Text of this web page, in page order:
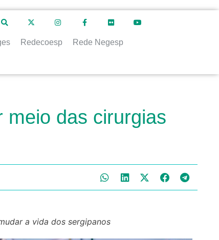
Redecoesp Rede Negesp
meio das cirurgias
a vida dos sergipanos